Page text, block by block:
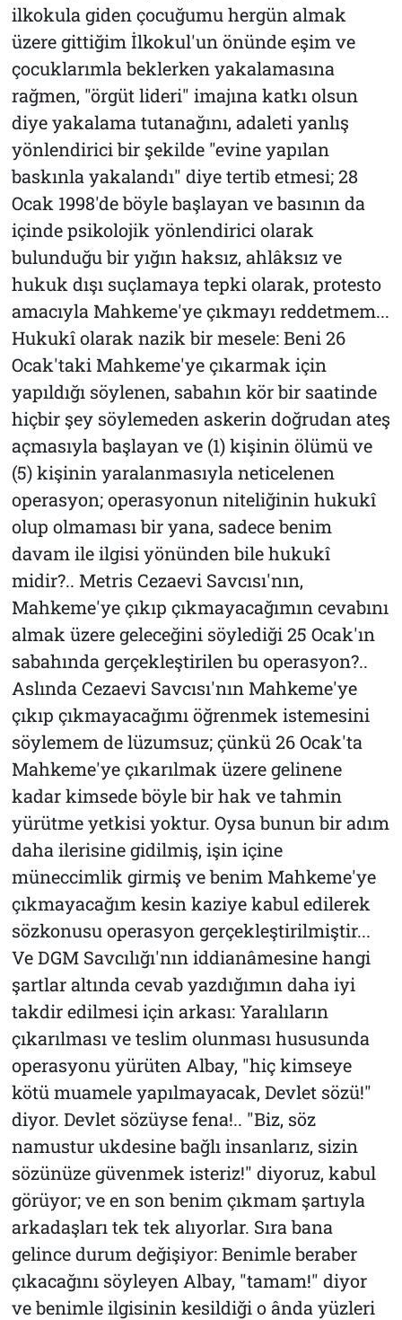
ilkokula giden çocuğumu hergün almak
üzere gittiğim İlkokul'un önünde eşim ve
çocuklarımla beklerken yakalamasına
rağmen, "örgüt lideri" imajına katkı olsun
diye yakalama tutanağını, adaleti yanlış
yönlendirici bir şekilde "evine yapılan
baskınla yakalandı" diye tertib etmesi; 28
Ocak 1998'de böyle başlayan ve basının da
içinde psikolojik yönlendirici olarak
bulunduğu bir yığın haksız, ahlâksız ve
hukuk dışı suçlamaya tepki olarak, protesto
amacıyla Mahkeme'ye çıkmayı reddetmem...
Hukukî olarak nazik bir mesele: Beni 26
Ocak'taki Mahkeme'ye çıkarmak için
yapıldığı söylenen, sabahın kör bir saatinde
hiçbir şey söylemeden askerin doğrudan ateş
açmasıyla başlayan ve (1) kişinin ölümü ve
(5) kişinin yaralanmasıyla neticelenen
operasyon; operasyonun niteliğinin hukukî
olup olmaması bir yana, sadece benim
davam ile ilgisi yönünden bile hukukî
midir?.. Metris Cezaevi Savcısı'nın,
Mahkeme'ye çıkıp çıkmayacağımın cevabını
almak üzere geleceğini söylediği 25 Ocak'ın
sabahında gerçekleştirilen bu operasyon?..
Aslında Cezaevi Savcısı'nın Mahkeme'ye
çıkıp çıkmayacağımı öğrenmek istemesini
söylemem de lüzumsuz; çünkü 26 Ocak'ta
Mahkeme'ye çıkarılmak üzere gelinene
kadar kimsede böyle bir hak ve tahmin
yürütme yetkisi yoktur. Oysa bunun bir adım
daha ilerisine gidilmiş, işin içine
müneccimlik girmiş ve benim Mahkeme'ye
çıkmayacağım kesin kaziye kabul edilerek
sözkonusu operasyon gerçekleştirilmiştir...
Ve DGM Savcılığı'nın iddianâmesine hangi
şartlar altında cevab yazdığımın daha iyi
takdir edilmesi için arkası: Yaralıların
çıkarılması ve teslim olunması hususunda
operasyonu yürüten Albay, "hiç kimseye
kötü muamele yapılmayacak, Devlet sözü!"
diyor. Devlet sözüyse fena!.. "Biz, söz
namustur ukdesine bağlı insanlarız, sizin
sözünüze güvenmek isteriz!" diyoruz, kabul
görüyor; ve en son benim çıkmam şartıyla
arkadaşları tek tek alıyorlar. Sıra bana
gelince durum değişiyor: Benimle beraber
çıkacağını söyleyen Albay, "tamam!" diyor
ve benimle ilgisinin kesildiği o ânda yüzleri